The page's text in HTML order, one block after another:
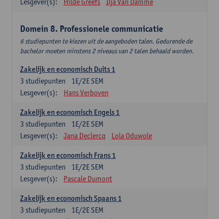
Domein 8. Professionele communicatie
6 studiepunten te kiezen uit de aangeboden talen. Gedurende de
bachelor moeten minstens 2 niveaus van 2 talen behaald worden.
Zakelijk en economisch Duits 1
1E/2E SEM
3 studiepunten
Lesgever(s):
Hans Verboven
Zakelijk en economisch Engels 1
1E/2E SEM
3 studiepunten
Lesgever(s):
Jana Declercq Lola Oduwole
Zakelijk en economisch Frans 1
1E/2E SEM
3 studiepunten
Lesgever(s):
Pascale Dumont
Zakelijk en economisch Spaans 1
1E/2E SEM
3 studiepunten